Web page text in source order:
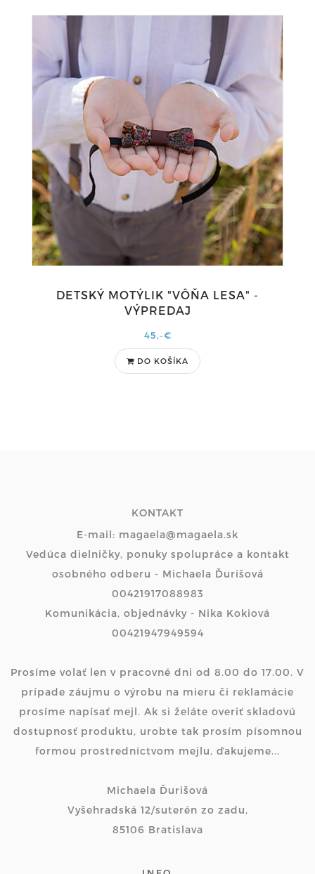
DETSKÝ MOTÝLIK "VÔŇA LESA" -
VÝPREDAJ
45,-€
DO KOŠÍKA
KONTAKT
E-mail: magaela@magaela.sk
Vedúca dielničky, ponuky spolupráce a kontakt
osobného odberu - Michaela Ďurišová
00421917088983
Komunikácia, objednávky - Nika Kokiová
00421947949594
Prosíme volať len v pracovné dni od 8.00 do 17.00. V
prípade záujmu o výrobu na mieru či reklamácie
prosíme napísať mejl. Ak si želáte overiť skladovú
dostupnosť produktu, urobte tak prosím písomnou
formou prostredníctvom mejlu, ďakujeme...
Michaela Ďurišová
Vyšehradská 12/suterén zo zadu,
85106 Bratislava